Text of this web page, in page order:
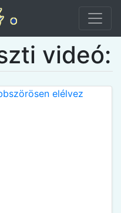
videó: